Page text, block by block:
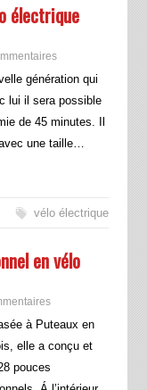
électrique
génération qui
lui il sera possible
de 45 minutes. Il
une taille…
vélo électrique
en vélo
à Puteaux en
elle a conçu et
pouces